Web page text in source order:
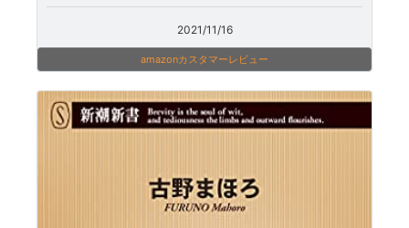
2021/11/16
amazonカスタマーレビュー